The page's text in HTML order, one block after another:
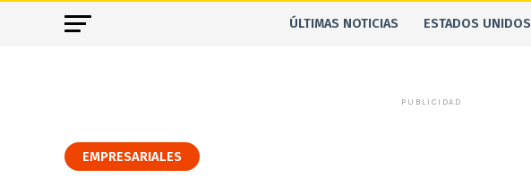
ÚLTIMAS NOTICIAS ESTADOS UNIDOS
PUBLICIDAD
EMPRESARIALES